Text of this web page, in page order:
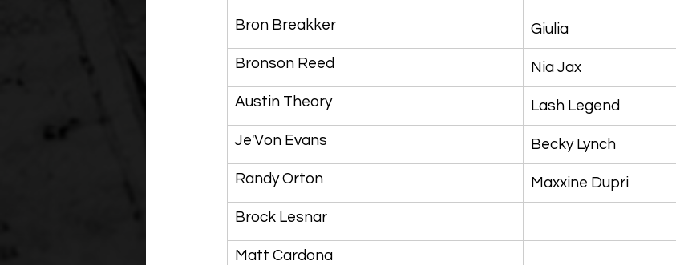
Bron Breakker Giulia
Bronson Reed Nia Jax
Austin Theory Lash Legend
Je'Von Evans Becky Lynch
Randy Orton Maxxine Dupri
Brock Lesnar
Matt Cardona